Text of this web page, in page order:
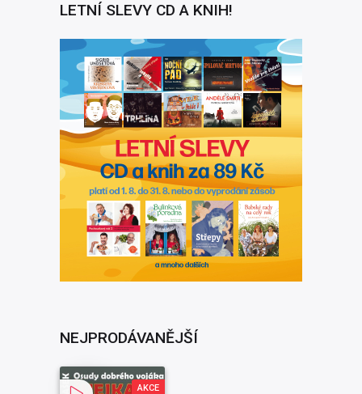
LETNÍ SLEVY CD A KNIH!
NEJPRODÁVANĚJŠÍ
AKCE